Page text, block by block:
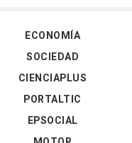
ECONOMÍA
SOCIEDAD
CIENCIAPLUS
PORTALTIC
EPSOCIAL